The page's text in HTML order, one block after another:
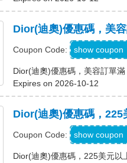
Dior(迪奧)優惠碼，美
Coupon Code: show coupon
Dior(迪奧)優惠碼，美容訂單
Expires on 2026-10-12
Dior(迪奧)優惠碼，225
Coupon Code: show coupon
Dior(迪奧)優惠碼，225美元以